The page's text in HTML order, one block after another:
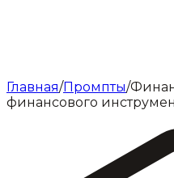
Главная/Промпты/
финансового